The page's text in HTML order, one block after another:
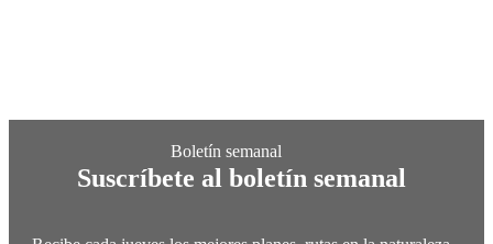
Suscríbete al boletín semanal